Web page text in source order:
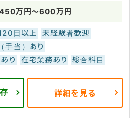
万円～600万円
日以上
未経験者歓迎
手当）あり
り
在宅業務あり 総合科目
詳細を見る